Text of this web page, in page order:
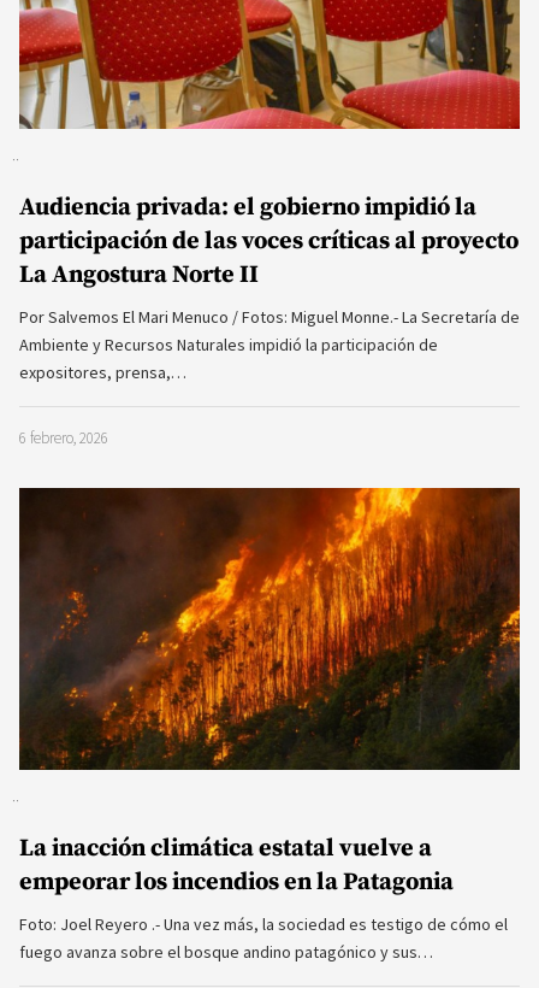
Audiencia privada: el gobierno impidió la
participación de las voces críticas al proyecto
La Angostura Norte II
Por Salvemos El Mari Menuco / Fotos: Miguel Monne.- La Secretaría de
Ambiente y Recursos Naturales impidió la participación de
expositores, prensa,…
6 febrero, 2026
La inacción climática estatal vuelve a
empeorar los incendios en la Patagonia
Foto: Joel Reyero .- Una vez más, la sociedad es testigo de cómo el
fuego avanza sobre el bosque andino patagónico y sus…